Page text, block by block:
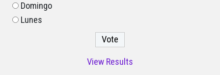
Domingo
Lunes
View Results